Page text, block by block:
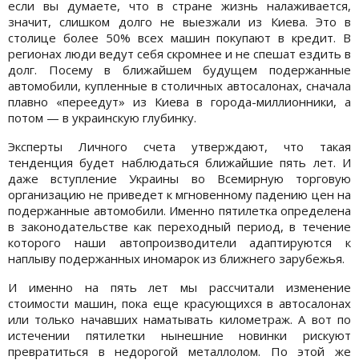
если вы думаете, что в стране жизнь налаживается,
значит, слишком долго не выезжали из Киева. Это в
столице более 50% всех машин покупают в кредит. В
регионах люди ведут себя скромнее и не спешат ездить в
долг. Посему в ближайшем будущем подержанные
автомобили, купленные в столичных автосалонах, сначала
плавно «переедут» из Киева в города-миллионники, а
потом — в украинскую глубинку.
Эксперты Личного счета утверждают, что такая
тенденция будет наблюдаться ближайшие пять лет. И
даже вступление Украины во Всемирную торговую
организацию не приведет к мгновенному падению цен на
подержанные автомобили. Именно пятилетка определена
в законодательстве как переходный период, в течение
которого наши автопроизводители адаптируются к
наплыву подержанных иномарок из ближнего зарубежья.
И именно на пять лет мы рассчитали изменение
стоимости машин, пока еще красующихся в автосалонах
или только начавших наматывать километраж. А вот по
истечении пятилетки нынешние новинки рискуют
превратиться в недорогой металлолом. По этой же